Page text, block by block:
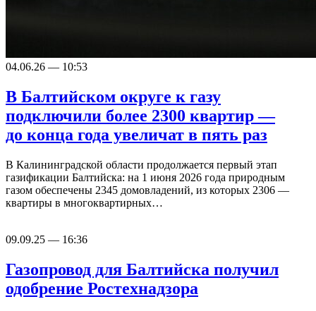
04.06.26 — 10:53
В Балтийском округе к газу
подключили более 2300 квартир —
до конца года увеличат в пять раз
В Калининградской области продолжается первый этап
газификации Балтийска: на 1 июня 2026 года природным
газом обеспечены 2345 домовладений, из которых 2306 —
квартиры в многоквартирных…
09.09.25 — 16:36
Газопровод для Балтийска получил
одобрение Ростехнадзора